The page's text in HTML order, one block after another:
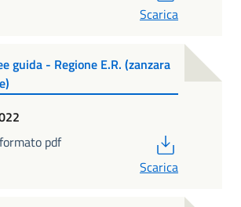
Scarica
guida - Regione E.R. (zanzara
pdf
Scarica